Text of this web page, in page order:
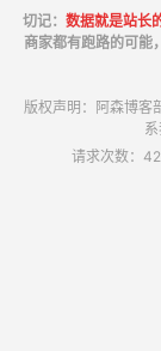
切记： 数据就是站长
商家都有跑路的可能
版权声明：阿森博客
请求次数：